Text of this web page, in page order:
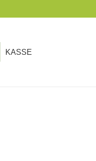
KASSE